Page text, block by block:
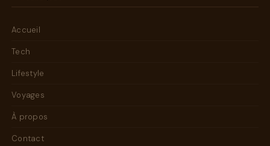
Accueil
Tech
Lifestyle
Voyages
À propos
Contact